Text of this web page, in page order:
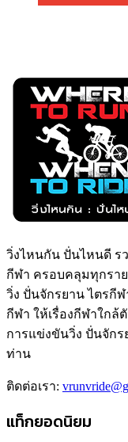
วิ่งไหนกัน ปั่นไหนดี ร
กีฬา ครอบคลุมทุกรา
วิ่ง ปั่นจักรยาน ไตรกีฬ
กีฬา ให้เรื่องกีฬาใก
การแข่งขันวิ่ง ปั่นจัก
ท่าน
ติดต่อเรา:
แท็กยอดนิยม